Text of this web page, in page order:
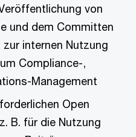
von
und dem Committen
internen Nutzung
Compliance-,
Management
Open
B. für die Nutzung